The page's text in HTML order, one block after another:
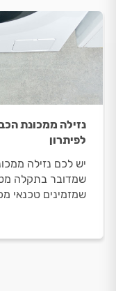
נזילה ממכונת
לפיתרון
יש לכם נזילה
שמדובר בתקלה
שמזמינים טכנאי